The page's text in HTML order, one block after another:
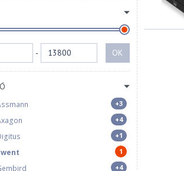
- OK
+3
+4
+1
1
+4